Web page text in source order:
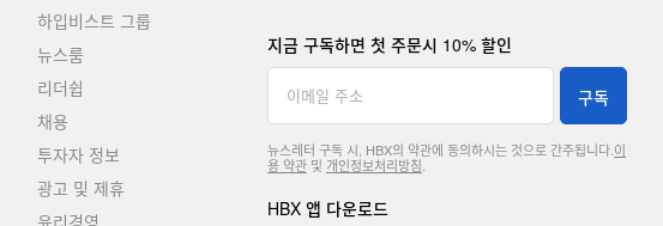
하입비스트 그룹
뉴스룸
리더쉽
채용
투자자 정보
광고 및 제휴
윤리경영
지금 구독하면 첫 주문시 10% 할인
구독
뉴스레터 구독 시, HBX의 약관에 동의하시는 것으로 간주됩니다. 이
용 약관및 개인정보처리방침
HBX 앱 다운로드